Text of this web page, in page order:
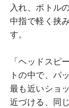
入れ、ボトル
中指で軽く挟
す。
「ヘッドスピ
トの中で、パ
最も近いショ
近づける、同